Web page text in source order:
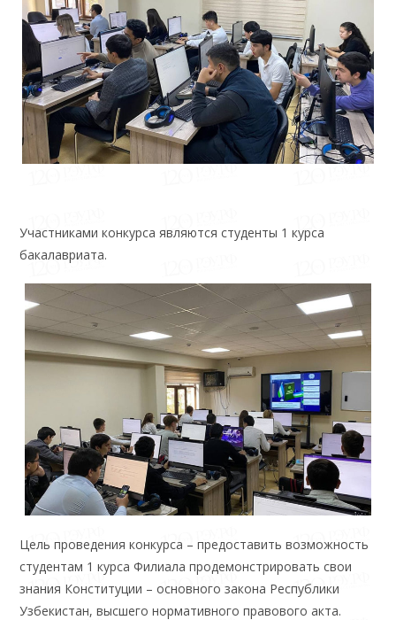
Участниками конкурса являются студенты 1 курса
бакалавриата.
Цель проведения конкурса – предоставить возможность
студентам 1 курса Филиала продемонстрировать свои
знания Конституции – основного закона Республики
Узбекистан, высшего нормативного правового акта.